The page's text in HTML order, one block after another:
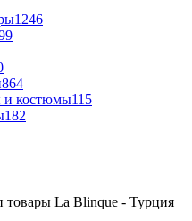
1246
864
и костюмы115
182
La Blinque - Турция